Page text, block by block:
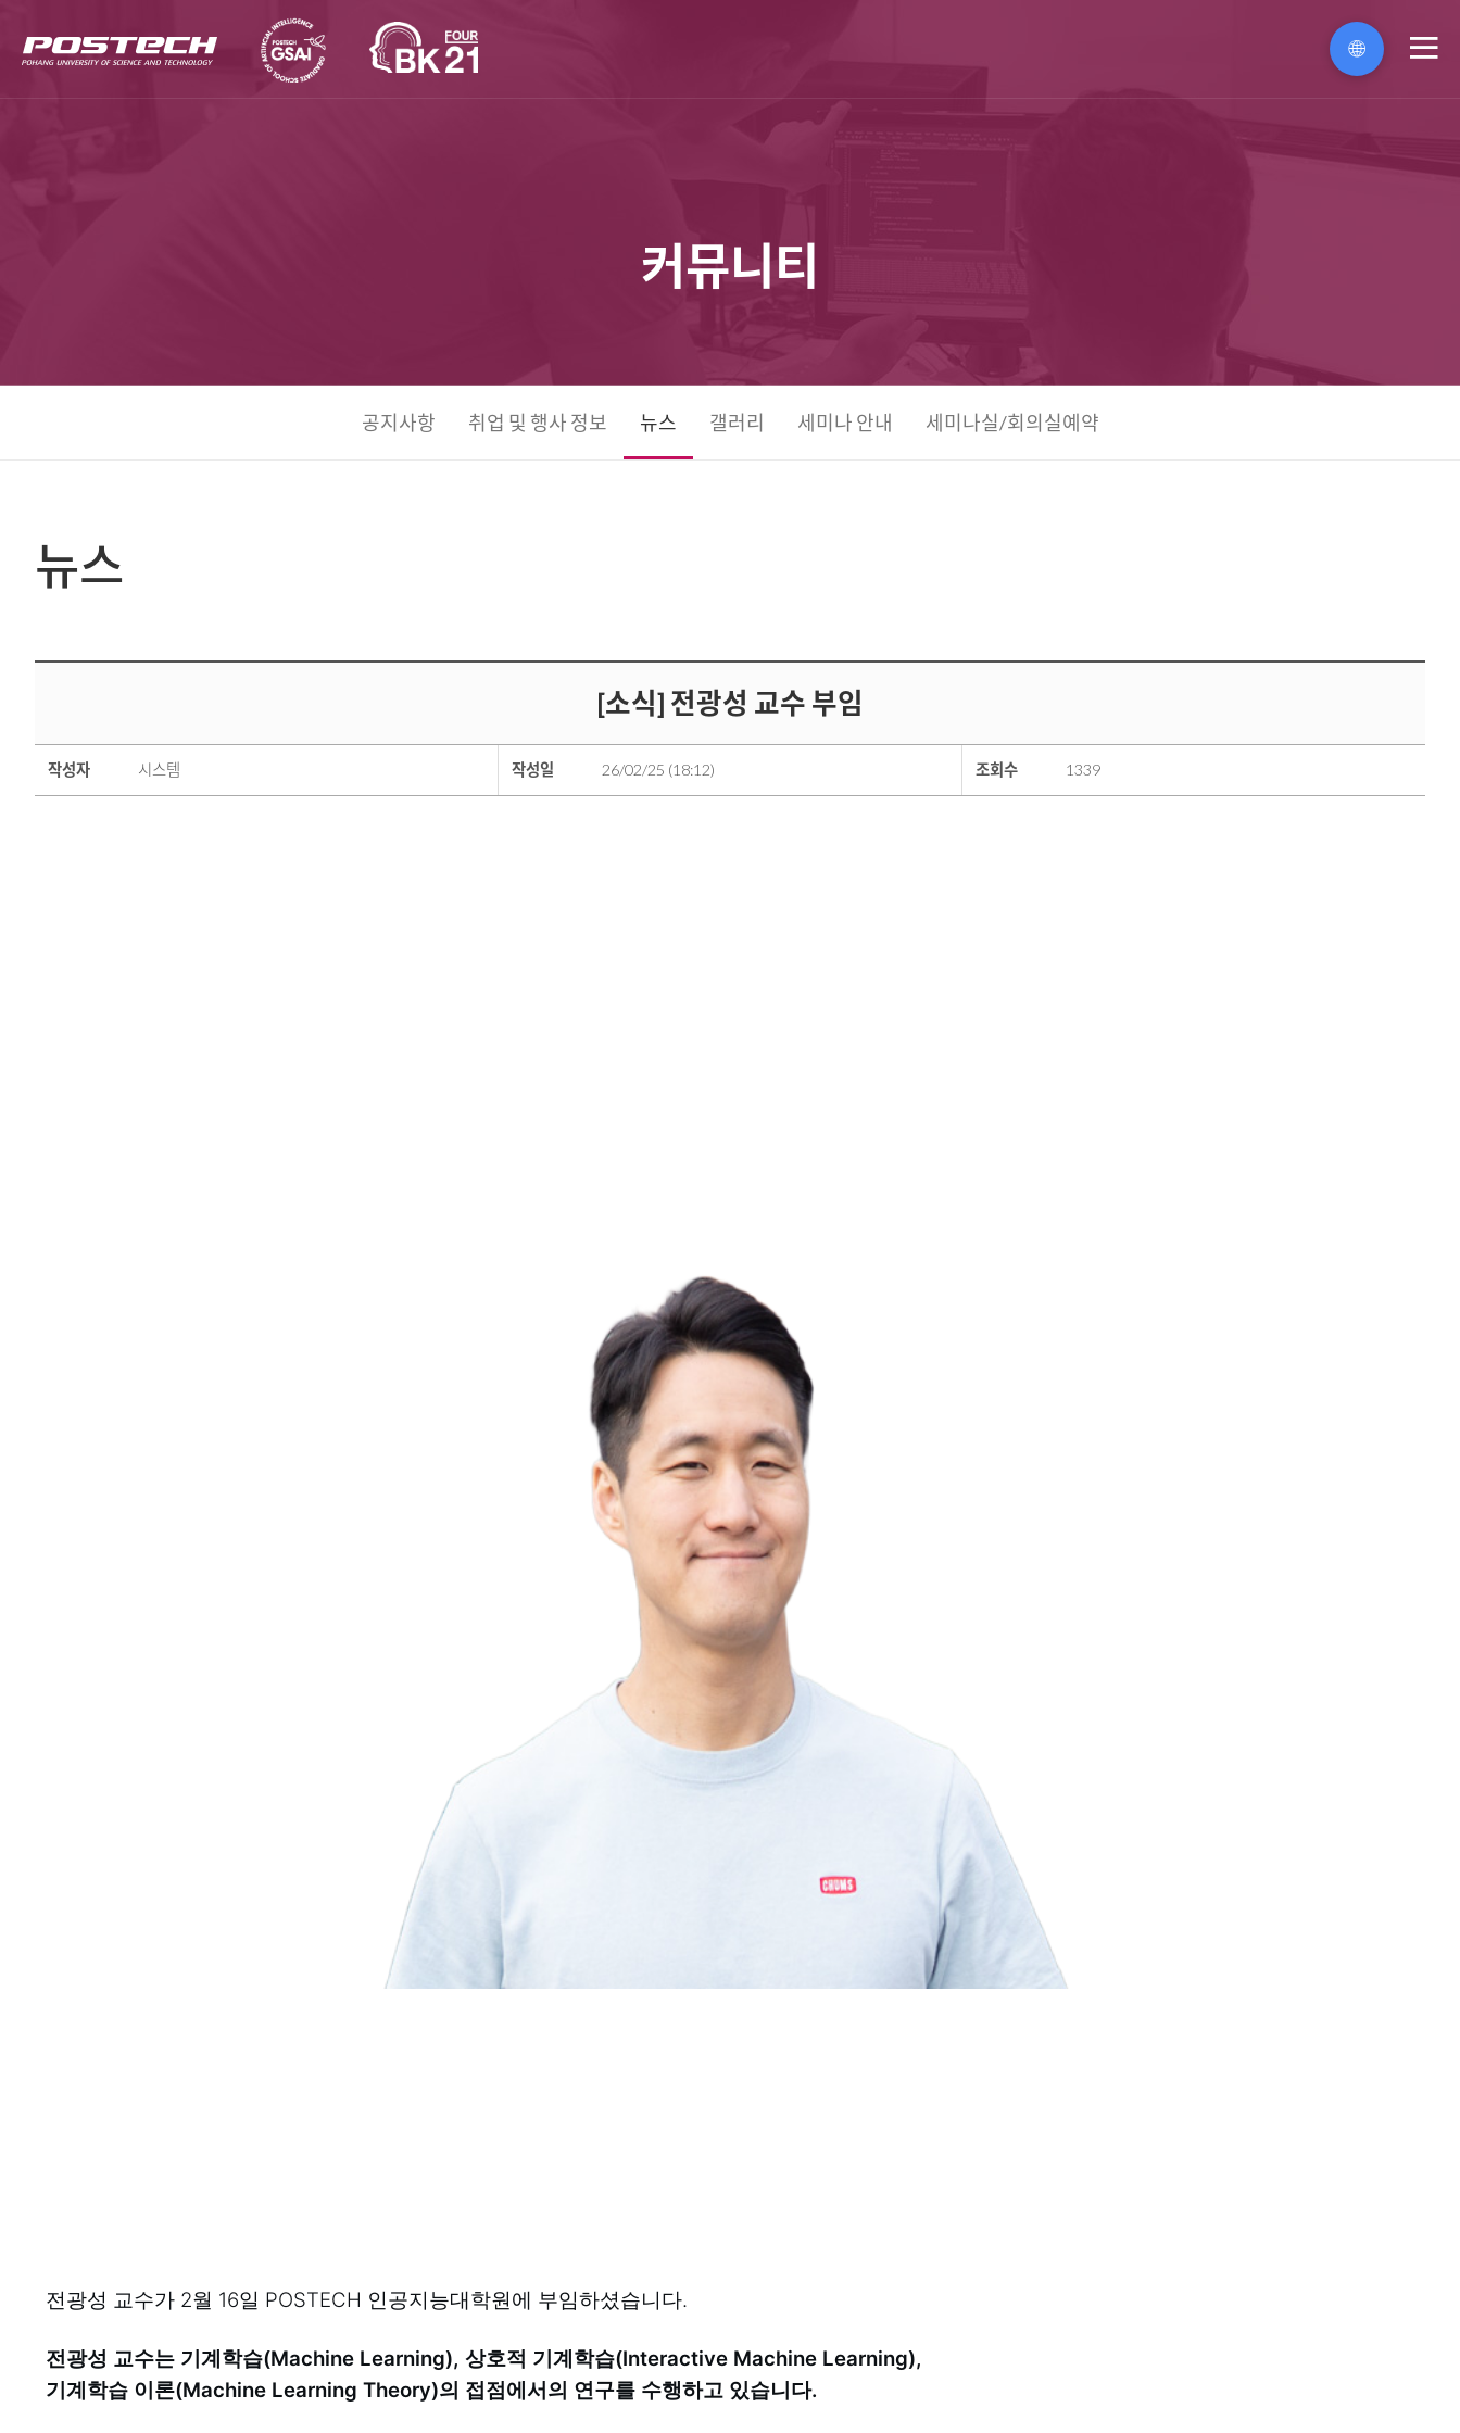
커뮤니티
공지사항 취업 및 행사 정보 뉴스 갤러리 세미나 안내 세미나실/회의실예약
뉴스
[소식] 전광성 교수 부임
작성자 시스템 작성일 26/02/25 (18:12) 조회수 1339
전광성 교수가 2월 16일 POSTECH 인공지능대학원에 부임하셨습니다.
전광성 교수는 기계학습(Machine Learning), 상호적 기계학습(Interactive Machine Learning),
기계학습 이론(Machine Learning Theory)의 접점에서의 연구를 수행하고 있습니다.
🌐